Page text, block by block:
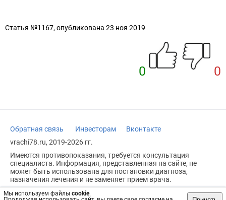
Мы используем файлы cookie.
Статья №1167, опубликована 23 ноя 2019
0 0
Обратная связь Инвесторам
Вконтакте
vrachi78.ru, 2019-2026 гг.
Имеются противопоказания, требуется консультация
специалиста. Информация, представленная на сайте, не
может быть использована для постановки диагноза,
назначения лечения и не заменяет прием врача.
Возрастное ограничение: 18+